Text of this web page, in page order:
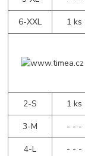
6-XXL
1 ks
2-S
1 ks
3-M
- - -
4-L
- - -